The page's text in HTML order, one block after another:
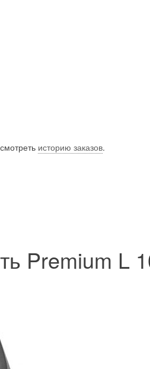
историю заказов.
Premium L